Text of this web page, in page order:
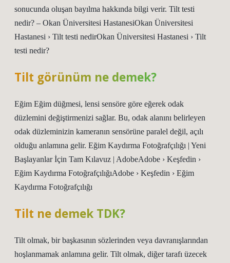
sonucunda oluşan bayılma hakkında bilgi verir. Tilt testi
nedir? – Okan Üniversitesi HastanesiOkan Üniversitesi
Hastanesi › Tilt testi nedirOkan Üniversitesi Hastanesi › Tilt
testi nedir?
Tilt görünüm ne demek?
Eğim Eğim düğmesi, lensi sensöre göre eğerek odak
düzlemini değiştirmenizi sağlar. Bu, odak alanını belirleyen
odak düzleminizin kameranın sensörüne paralel değil, açılı
olduğu anlamına gelir. Eğim Kaydırma Fotoğrafçılığı | Yeni
Başlayanlar İçin Tam Kılavuz | AdobeAdobe › Keşfedin ›
Eğim Kaydırma FotoğrafçılığıAdobe › Keşfedin › Eğim
Kaydırma Fotoğrafçılığı
Tilt ne demek TDK?
Tilt olmak, bir başkasının sözlerinden veya davranışlarından
hoşlanmamak anlamına gelir. Tilt olmak, diğer tarafı üzecek